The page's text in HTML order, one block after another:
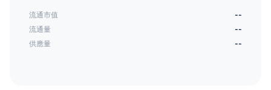
流通市值
--
流通量
--
供應量
--